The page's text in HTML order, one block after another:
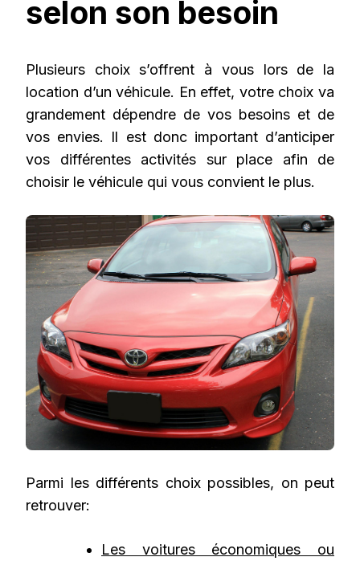
selon son besoin
Plusieurs choix s’offrent à vous lors de la
location d’un véhicule. En effet, votre choix va
grandement dépendre de vos besoins et de
vos envies. Il est donc important d’anticiper
vos différentes activités sur place afin de
choisir le véhicule qui vous convient le plus.
Parmi les différents choix possibles, on peut
retrouver:
Les voitures économiques ou